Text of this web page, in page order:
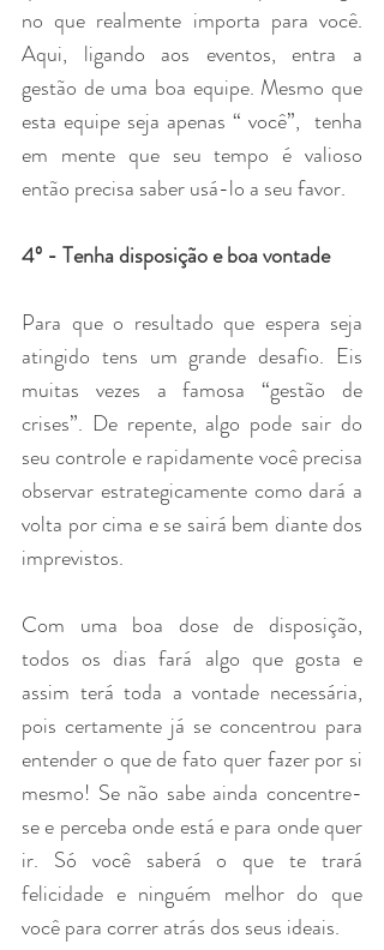
no que realmente importa para você.
Aqui, ligando aos eventos, entra a
gestão de uma boa equipe. Mesmo que
esta equipe seja apenas “ você”,  tenha
em mente que seu tempo é valioso
então precisa saber usá-lo a seu favor.
4º - Tenha disposição e boa vontade
Para que o resultado que espera seja
atingido tens um grande desafio. Eis
muitas vezes a famosa “gestão de
crises”. De repente, algo pode sair do
seu controle e rapidamente você precisa
observar estrategicamente como dará a
volta por cima e se sairá bem diante dos
imprevistos.
Com uma boa dose de disposição,
todos os dias fará algo que gosta e
assim terá toda a vontade necessária,
pois certamente já se concentrou para
entender o que de fato quer fazer por si
mesmo! Se não sabe ainda concentre-
se e perceba onde está e para onde quer
ir. Só você saberá o que te trará
felicidade e ninguém melhor do que
você para correr atrás dos seus ideais.